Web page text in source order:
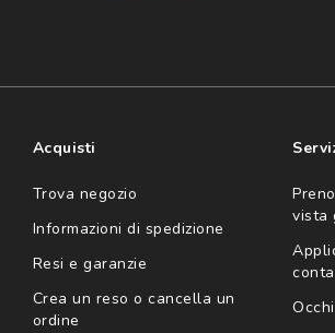
Acquisti
Trova negozio
Informazioni di spedizione
Resi e garanzie
Crea un reso o cancella un
ordine
vista